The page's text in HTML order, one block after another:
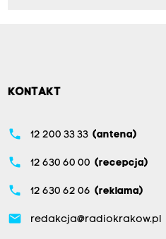
KONTAKT
phone 12 200 33 33 (antena)
phone 12 630 60 00 (recepcja)
phone 12 630 62 06 (reklama)
email redakcja@radiokrakow.pl